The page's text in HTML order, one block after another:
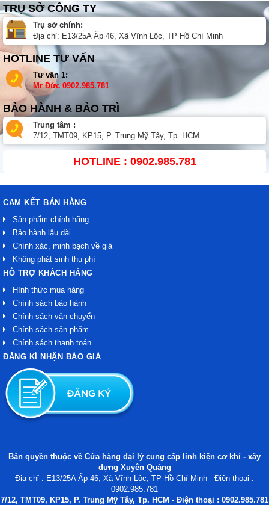
TRỤ SỞ CÔNG TY
Trụ sở chính:
Địa chỉ: E13/25A Ấp 46, Xã Vĩnh Lộc, TP Hồ Chí Minh
HOTLINE TƯ VẤN
Tư vấn 1:
Mr Đức 0902.985.781
BẢO HÀNH & BẢO TRÌ
Trung tâm :
7/12, TMT09, KP15, P. Trung Mỹ Tây, Tp. HCM
HOTLINE : 0902.985.781
CAM KẾT BÁN HÀNG
Sản phẩm chính hãng
Bảo hành lâu dài
Chính xác, minh bạch về giá
Không phát sinh thu phí
HỖ TRỢ KHÁCH HÀNG
Hình thức mua hàng
Chính sách bảo hành
Chính sách vận chuyển
Chính sách sản phẩm
Chính sách thanh toán
ĐĂNG KÍ NHẬN BÁO GIÁ
Bản quyền thuộc về Cửa hàng đại lý cung cấp linh kiện cơ khí - xây
dựng Xuyên Quảng
Địa chỉ : E13/25A Ấp 46, Xã Vĩnh Lộc, TP Hồ Chí Minh - Điện thoại :
0902.985.781
7/12, TMT09, KP15, P. Trung Mỹ Tây, Tp. HCM - Điện thoại : 0902.985.781